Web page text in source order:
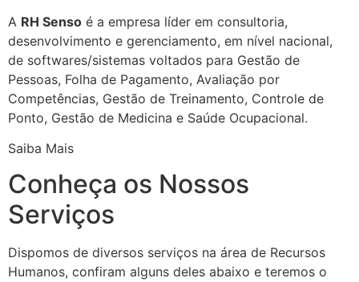
A RH Senso é a empresa líder em consultoria,
desenvolvimento e gerenciamento, em nível nacional,
de softwares/sistemas voltados para Gestão de
Pessoas, Folha de Pagamento, Avaliação por
Competências, Gestão de Treinamento, Controle de
Ponto, Gestão de Medicina e Saúde Ocupacional.
Saiba Mais
Conheça os Nossos
Serviços
Dispomos de diversos serviços na área de Recursos
Humanos, confiram alguns deles abaixo e teremos o